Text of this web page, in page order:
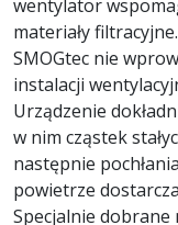
wentylator
materiały
SMOGtec nie
instalacji
Urządzenie
w nim cząstek
następnie
powietrze
Specjalnie dobrane